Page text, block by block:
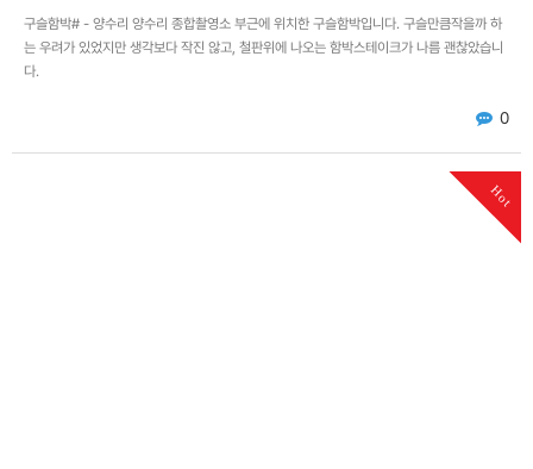
구슬함박# - 양수리 양수리 종합촬영소 부근에 위치한 구슬함박입니다. 구슬만큼작을까 하
는 우려가 있었지만 생각보다 작진 않고, 철판위에 나오는 함박스테이크가 나름 괜찮았습니
다.
0
Hot